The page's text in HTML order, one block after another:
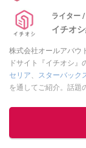
ライター
イチオ
株式会社オールアバウ
ドサイト『イチオシ』
セリア、 スターバック
を通してご紹介。話題
レビューしています。